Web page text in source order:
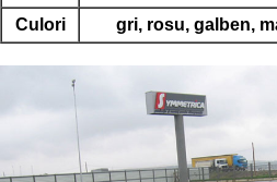
Culori
gri, rosu, galben,